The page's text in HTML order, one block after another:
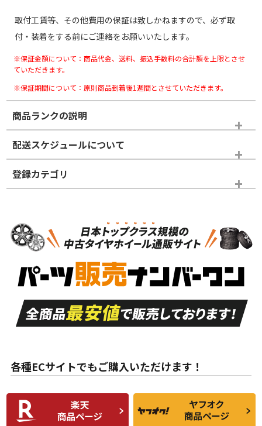
取付工賃等、その他費用の保証は致しかねますので、必ず取
付・装着をする前にご連絡をお願いいたします。
※保証金額について：商品代金、送料、振込手数料の合計額を上限とさせ
ていただきます。
※保証期間について：原則商品到着後1週間とさせていただきます。
商品ランクの説明
※商品ランクは出品者の主観により判断しておりますので、あら
かじめご了承ください。
ホイールランク
S
品）
S
新車外し品（新古
付き
A
走行距離も少なく、
目立つ傷もほとんど
ない中古品
A
走行距離も少なく、
非常に状態の良い中
古品
な中古品
んどない中古品
C
比較的きれいな中古
品
C
られるが、使用に問
題のない中古品
配送スケジュールについて
登録カテゴリ
タイヤホイールセット
各種ECサイトでもご購入いただけます！